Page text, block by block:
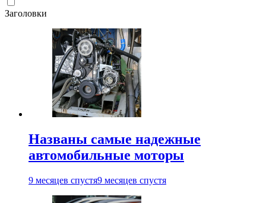
Заголовки
Названы самые надежные
автомобильные моторы
9 месяцев спустя9 месяцев спустя